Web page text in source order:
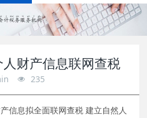
财产信息联网查税
235
信息拟全面联网查税 建立自然人